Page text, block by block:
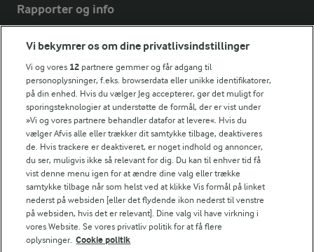
Rapporter og info
Årsrapport
FarmAhead™ Check rapport
Andelshaverinfo: Mælkepris
Fødevarestyrelsens smiley-rapporter for Arla Foods
Fødevarestyrelsens smiley-rapporter for Jörd
Fødevarestyrelsens smiley-rapporter for Lurpak PB
Følg
Vi bekymrer os om dine privatlivsindstillinger
Vi og vores 12 partnere gemmer og får adgang til
personoplysninger, f.eks. browserdata eller unikke identifikatorer,
på din enhed. Hvis du vælger Jeg accepterer, gør det muligt for
sporingsteknologier at understøtte de formål, der er vist under
»Vi og vores partnere behandler datafor at levere«. Hvis du
vælger Afvis alle eller trækker dit samtykke tilbage, deaktiveres
de. Hvis trackere er deaktiveret, er noget indhold og annoncer,
du ser, muligvis ikke så relevant for dig. Du kan til enhver tid få
vist denne menu igen for at ændre dine valg eller trække
samtykke tilbage når som helst ved at klikke Vis formål på linket
nederst på websiden [eller det flydende ikon nederst til venstre
på websiden, hvis det er relevant]. Dine valg vil have virkning i
vores Website. Se vores privatliv politik for at få flere
oplysninger. Cookie politik